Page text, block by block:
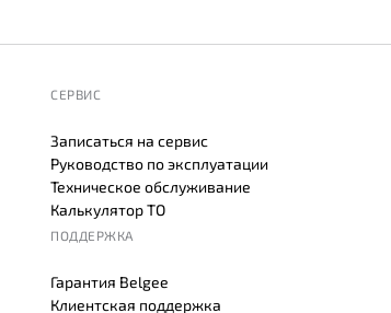
СЕРВИС
Записаться на сервис
Руководство по эксплуатации
Техническое обслуживание
Калькулятор ТО
ПОДДЕРЖКА
Гарантия Belgee
Клиентская поддержка